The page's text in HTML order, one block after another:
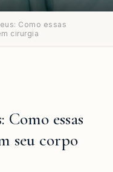
Como essas
cirurgia
essas
seu corpo